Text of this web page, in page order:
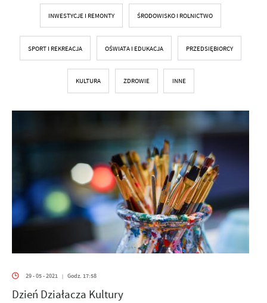
INWESTYCJE I REMONTY ŚRODOWISKO I ROLNICTWO
SPORT I REKREACJA OŚWIATA I EDUKACJA PRZEDSIĘBIORCY
KULTURA ZDROWIE INNE
29 - 05 - 2021 | Godz. 17:58
Dzień Działacza Kultury